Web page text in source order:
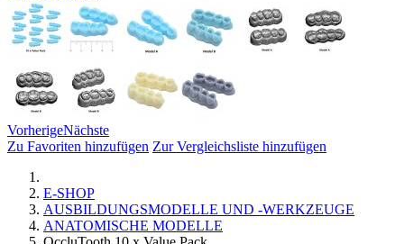
VorherigeNächste
Zu Favoriten hinzufügen Zur Vergleichsliste hinzufügen
E-SHOP
AUSBILDUNGSMODELLE UND -WERKZEUGE
ANATOMISCHE MODELLE